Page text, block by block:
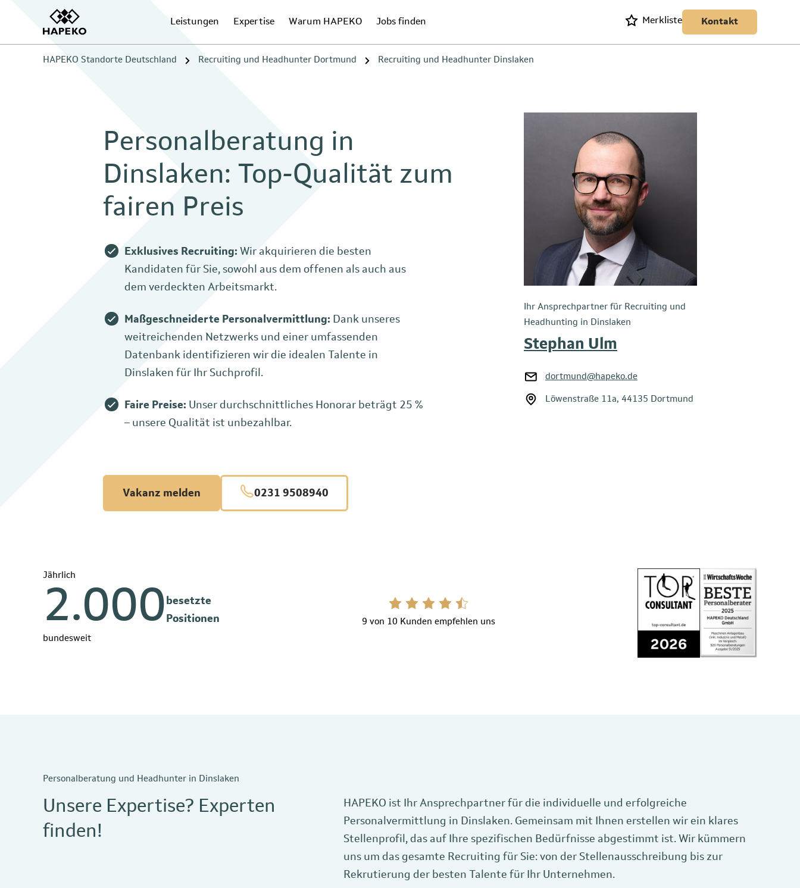
Leistungen Expertise Warum HAPEKO Jobs finden Merkliste Kontakt
HAPEKO Standorte Deutschland Recruiting und Headhunter Dortmund Recruiting und Headhunter Dinslaken
Personalberatung in
Dinslaken: Top-Qualität zum
fairen Preis
Exklusives Recruiting: Wir akquirieren die besten
Kandidaten für Sie, sowohl aus dem offenen als auch aus
dem verdeckten Arbeitsmarkt.
Maßgeschneiderte Personalvermittlung: Dank unseres
weitreichenden Netzwerks und einer umfassenden
Datenbank identifizieren wir die idealen Talente in
Dinslaken für Ihr Suchprofil.
Faire Preise: Unser durchschnittliches Honorar beträgt 25 %
– unsere Qualität ist unbezahlbar.
Vakanz melden 0231 9508940
Ihr Ansprechpartner für Recruiting und
Headhunting in Dinslaken
Stephan Ulm
dortmund@hapeko.de
Löwenstraße 11a, 44135 Dortmund
Jährlich
2.000 besetzte
Positionen
bundesweit
9 von 10 Kunden empfehlen uns
Personalberatung und Headhunter in Dinslaken
Unsere Expertise? Experten
finden!
HAPEKO ist Ihr Ansprechpartner für die individuelle und erfolgreiche
Personalvermittlung in Dinslaken. Gemeinsam mit Ihnen erstellen wir ein klares
Stellenprofil, das auf Ihre spezifischen Bedürfnisse abgestimmt ist. Wir kümmern
uns um das gesamte Recruiting für Sie: von der Stellenausschreibung bis zur
Rekrutierung der besten Talente für Ihr Unternehmen.